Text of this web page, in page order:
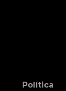
Política